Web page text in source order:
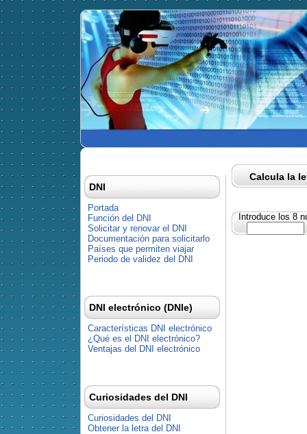
Calcula la
Introduce los 8
DNI
Portada
Función del DNI
Solicitar y renovar el DNI
Documentación para solicitarlo
Países que permiten viajar
Periodo de validez del DNI
DNI electrónico (DNIe)
Características DNI electrónico
¿Qué es el DNI electrónico?
Ventajas del DNI electrónico
Curiosidades del DNI
Curiosidades del DNI
Obtener la letra del DNI